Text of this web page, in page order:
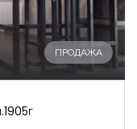
ПРОДАЖА